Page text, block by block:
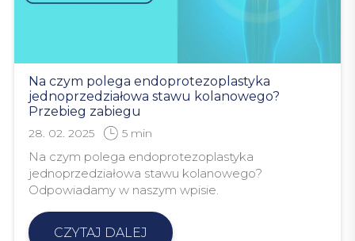
Na czym polega endoprotezoplastyka
jednoprzedziałowa stawu kolanowego?
Przebieg zabiegu
28. 02. 2025 5 min
Na czym polega endoprotezoplastyka
jednoprzedziałowa stawu kolanowego?
Odpowiadamy w naszym wpisie.
CZYTAJ DALEJ